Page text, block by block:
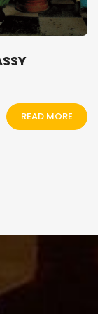
READ MORE